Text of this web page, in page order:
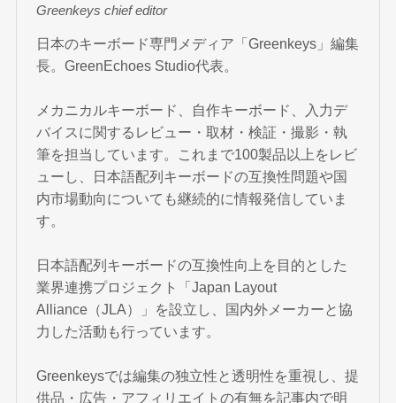
Greenkeys chief editor
日本のキーボード専門メディア「Greenkeys」編集
長。GreenEchoes Studio代表。
メカニカルキーボード、自作キーボード、入力デ
バイスに関するレビュー・取材・検証・撮影・執
筆を担当しています。これまで100製品以上をレビ
ューし、日本語配列キーボードの互換性問題や国
内市場動向についても継続的に情報発信していま
す。
日本語配列キーボードの互換性向上を目的とした
業界連携プロジェクト「Japan Layout
Alliance（JLA）」を設立し、国内外メーカーと協
力した活動も行っています。
Greenkeysでは編集の独立性と透明性を重視し、提
供品・広告・アフィリエイトの有無を記事内で明